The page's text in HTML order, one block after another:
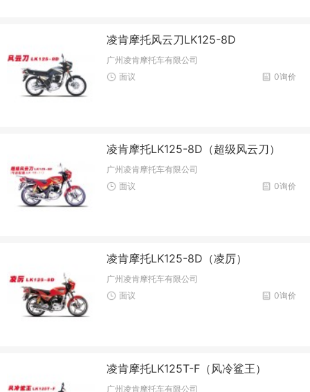
凌肯摩托风云刀LK125-8D
广州凌肯摩托车有限公司
0询价
面议
凌肯摩托LK125-8D（超级风云刀）
广州凌肯摩托车有限公司
0询价
面议
凌肯摩托LK125-8D（凌厉）
广州凌肯摩托车有限公司
0询价
面议
凌肯摩托LK125T-F（风冷鲨王）
广州凌肯摩托车有限公司